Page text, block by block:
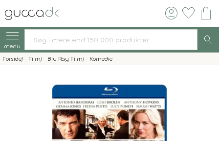
account_circle favorite shopping_bag
menu search
Forside Film Blu Ray Film Komedie